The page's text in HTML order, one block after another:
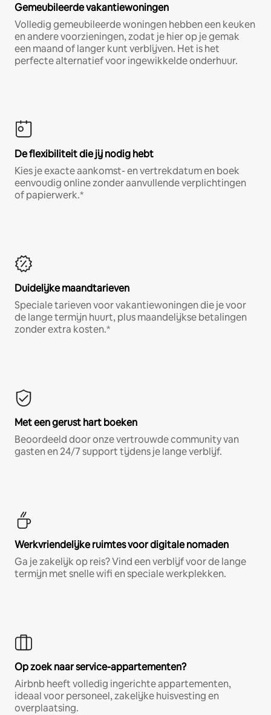
Gemeubileerde vakantiewoningen
Volledig gemeubileerde woningen hebben een keuken
en andere voorzieningen, zodat je hier op je gemak
een maand of langer kunt verblijven. Het is het
perfecte alternatief voor ingewikkelde onderhuur.
De flexibiliteit die jij nodig hebt
Kies je exacte aankomst- en vertrekdatum en boek
eenvoudig online zonder aanvullende verplichtingen
of papierwerk.*
Duidelijke maandtarieven
Speciale tarieven voor vakantiewoningen die je voor
de lange termijn huurt, plus maandelijkse betalingen
zonder extra kosten.*
Met een gerust hart boeken
Beoordeeld door onze vertrouwde community van
gasten en 24/7 support tijdens je lange verblijf.
Werkvriendelijke ruimtes voor digitale nomaden
Ga je zakelijk op reis? Vind een verblijf voor de lange
termijn met snelle wifi en speciale werkplekken.
Op zoek naar service-appartementen?
Airbnb heeft volledig ingerichte appartementen,
ideaal voor personeel, zakelijke huisvesting en
overplaatsing.